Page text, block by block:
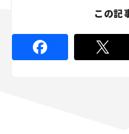
この記